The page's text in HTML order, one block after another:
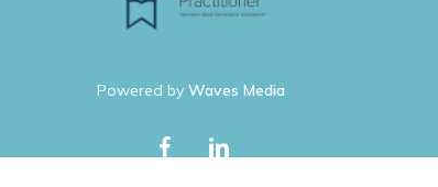
Powered byWaves Media
facebooklinkedin